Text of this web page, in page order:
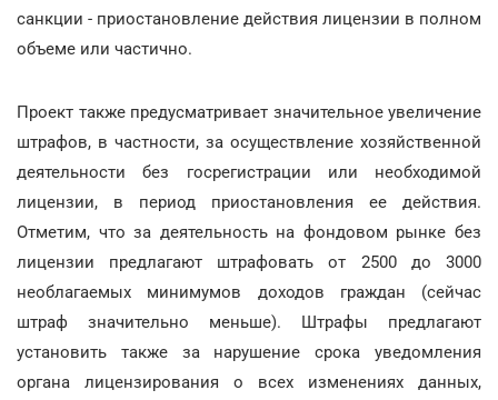
санкции - приостановление действия лицензии в полном
объеме или частично.
Проект также предусматривает значительное увеличение
штрафов, в частности, за осуществление хозяйственной
деятельности без госрегистрации или необходимой
лицензии, в период приостановления ее действия.
Отметим, что за деятельность на фондовом рынке без
лицензии предлагают штрафовать от 2500 до 3000
необлагаемых минимумов доходов граждан (сейчас
штраф значительно меньше). Штрафы предлагают
установить также за нарушение срока уведомления
органа лицензирования о всех изменениях данных,